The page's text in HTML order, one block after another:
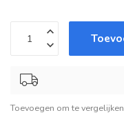
Toevoegen om te vergelijken